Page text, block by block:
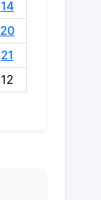
14
20
21
12